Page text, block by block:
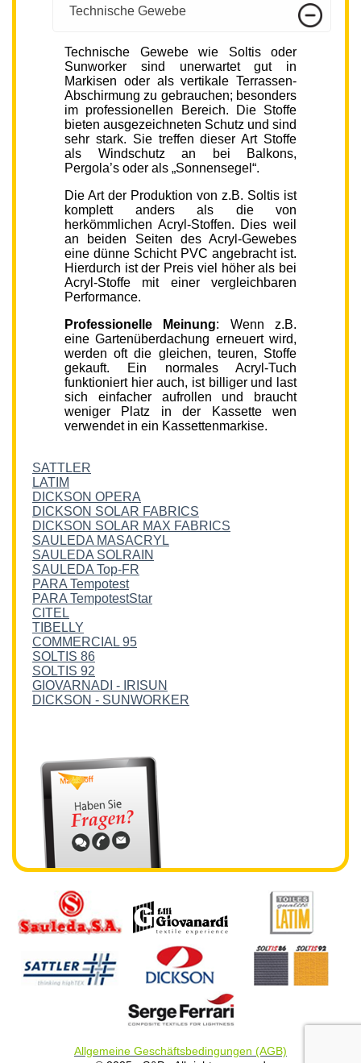
Technische Gewebe
Technische Gewebe wie Soltis oder
Sunworker sind unerwartet gut in
Markisen oder als vertikale Terrassen-
Abschirmung zu gebrauchen; besonders
im professionellen Bereich. Die Stoffe
bieten ausgezeichneten Schutz und sind
sehr stark. Sie treffen dieser Art Stoffe
als Windschutz an bei Balkons,
Pergola’s oder als „Sonnensegel“.
Die Art der Produktion von z.B. Soltis ist
komplett anders als die von
herkömmlichen Acryl-Stoffen. Dies weil
an beiden Seiten des Acryl-Gewebes
eine dünne Schicht PVC angebracht ist.
Hierdurch ist der Preis viel höher als bei
Acryl-Stoffe mit einer vergleichbaren
Performance.
Professionelle Meinung: Wenn z.B.
eine Gartenüberdachung erneuert wird,
werden oft die gleichen, teuren, Stoffe
gekauft. Ein normales Acryl-Tuch
funktioniert hier auch, ist billiger und last
sich einfacher aufrollen und braucht
weniger Platz in der Kassette wen
verwendet in ein Kassettenmarkise.
SATTLER
LATIM
DICKSON OPERA
DICKSON SOLAR FABRICS
DICKSON SOLAR MAX FABRICS
SAULEDA MASACRYL
SAULEDA SOLRAIN
SAULEDA Top-FR
PARA Tempotest
PARA TempotestStar
CITEL
TIBELLY
COMMERCIAL 95
SOLTIS 86
SOLTIS 92
GIOVARNADI - IRISUN
DICKSON - SUNWORKER
Allgemeine Geschäftsbedingungen (AGB)